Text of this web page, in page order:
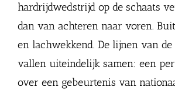
hardrijdwedstrijd op de schaats
dan van achteren naar voren.
en lachwekkend. De lijnen van
vallen uiteindelijk samen: een
over een gebeurtenis van